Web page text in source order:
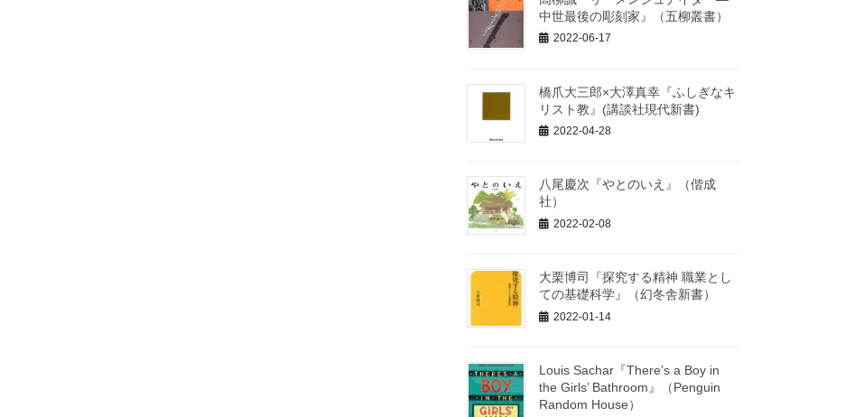
中世最後の彫刻家』（五柳叢書）
2022-06-17
橋爪大三郎×大澤真幸『ふしぎなキ
リスト教』(講談社現代新書)
2022-04-28
八尾慶次『やとのいえ』（偕成
社）
2022-02-08
大栗博司『探究する精神 職業とし
ての基礎科学』（幻冬舎新書）
2022-01-14
Louis Sachar『There’s a Boy in
the Girls’ Bathroom』（Penguin
Random House）